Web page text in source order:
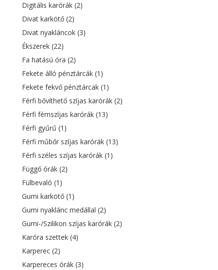
Digitális karórák (2)
Divat karkötő (2)
Divat nyakláncok (3)
Ékszerek (22)
Fa hatású óra (2)
Fekete álló pénztárcák (1)
Fekete fekvő pénztárcak (1)
Férfi bővíthető szíjas karórák (2)
Férfi fémszíjas karórák (13)
Férfi gyűrű (1)
Férfi műbőr szíjas karórák (13)
Férfi széles szíjas karórák (1)
Függő órák (2)
Fülbevaló (1)
Gumi karkötő (1)
Gumi nyaklánc medállal (2)
Gumi-/Szilikon szíjas karórák (2)
Karóra szettek (4)
Karperec (2)
Karpereces órák (3)